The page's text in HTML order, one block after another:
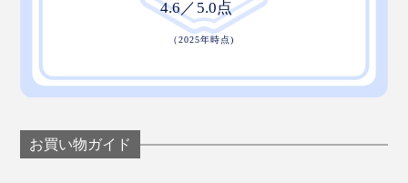
お買い物ガイド